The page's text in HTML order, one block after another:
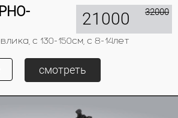
с 130-150см, с 8-14лет
21000 32000
смотреть